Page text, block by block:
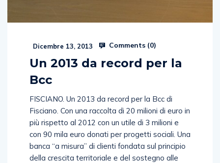
Dicembre 13, 2013 Comments (0)
Un 2013 da record per la
Bcc
FISCIANO. Un 2013 da record per la Bcc di
Fisciano. Con una raccolta di 20 milioni di euro in
più rispetto al 2012 con un utile di 3 milioni e
con 90 mila euro donati per progetti sociali. Una
banca “a misura” di clienti fondata sul principio
della crescita territoriale e del sostegno alle